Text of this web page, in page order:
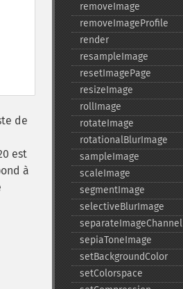
de
est
à
removeImage
removeImageProfile
render
resampleImage
resetImagePage
resizeImage
rollImage
rotateImage
rotationalBlurImage
sampleImage
scaleImage
segmentImage
selectiveBlurImage
separateImageChannel
sepiaToneImage
setBackgroundColor
setColorspace